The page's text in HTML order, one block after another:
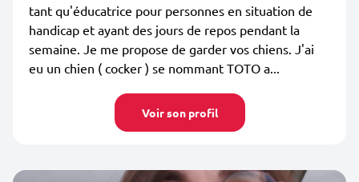
tant qu'éducatrice pour personnes en situation de
handicap et ayant des jours de repos pendant la
semaine. Je me propose de garder vos chiens. J'ai
eu un chien ( cocker ) se nommant TOTO a...
Voir son profil